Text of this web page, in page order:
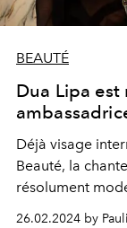
BEAUTÉ
Dua Lipa
Déjà visage
Beauté, la
résolument
Internationale
26.02.2024 by